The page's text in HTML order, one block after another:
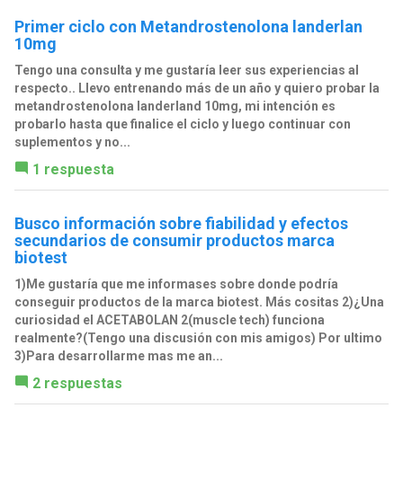
Primer ciclo con Metandrostenolona landerlan
10mg
Tengo una consulta y me gustaría leer sus experiencias al
respecto.. Llevo entrenando más de un año y quiero probar la
metandrostenolona landerland 10mg, mi intención es
probarlo hasta que finalice el ciclo y luego continuar con
suplementos y no...
1 respuesta
Busco información sobre fiabilidad y efectos
secundarios de consumir productos marca
biotest
1)Me gustaría que me informases sobre donde podría
conseguir productos de la marca biotest. Más cositas 2)¿Una
curiosidad el ACETABOLAN 2(muscle tech) funciona
realmente?(Tengo una discusión con mis amigos) Por ultimo
3)Para desarrollarme mas me an...
2 respuestas